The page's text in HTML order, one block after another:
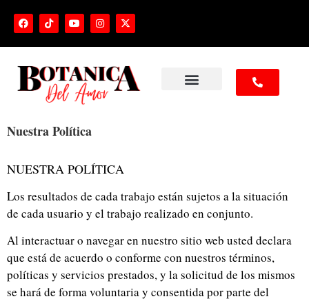
Nuestra Política
NUESTRA POLÍTICA
Los resultados de cada trabajo están sujetos a la situación
de cada usuario y el trabajo realizado en conjunto.
Al interactuar o navegar en nuestro sitio web usted declara
que está de acuerdo o conforme con nuestros términos,
políticas y servicios prestados, y la solicitud de los mismos
se hará de forma voluntaria y consentida por parte del